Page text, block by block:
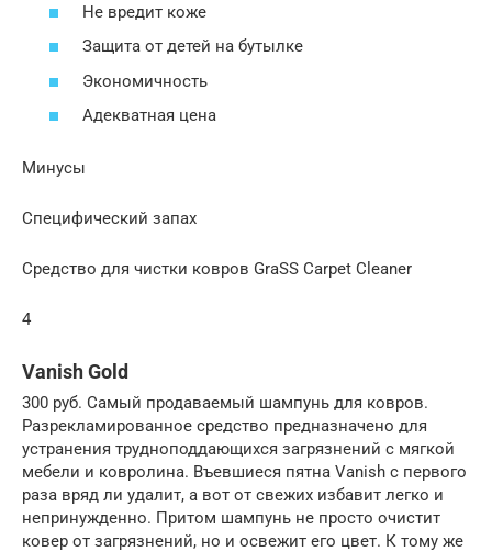
Не вредит коже
Защита от детей на бутылке
Экономичность
Адекватная цена
Минусы
Специфический запах
Средство для чистки ковров GraSS Carpet Cleaner
4
Vanish Gold
300 руб. Самый продаваемый шампунь для ковров.
Разрекламированное средство предназначено для
устранения трудноподдающихся загрязнений с мягкой
мебели и ковролина. Въевшиеся пятна Vanish с первого
раза вряд ли удалит, а вот от свежих избавит легко и
непринужденно. Притом шампунь не просто очистит
ковер от загрязнений, но и освежит его цвет. К тому же